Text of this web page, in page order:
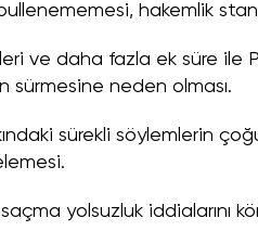
hakemlik
ve daha fazla ek süre ile
sürmesine neden olması.
sürekli söylemlerin
yolsuzluk iddialarını